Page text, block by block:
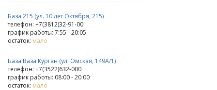
База 215 (ул. 10 лет Октября, 215)
телефон: +7(3812)32-91-00
график работы: 7:55 - 20:05
остаток: мало
База Ваза Курган (ул. Омская, 149А/1)
телефон: +7(3522)632-000
график работы: 08:00 - 20:00
остаток: мало